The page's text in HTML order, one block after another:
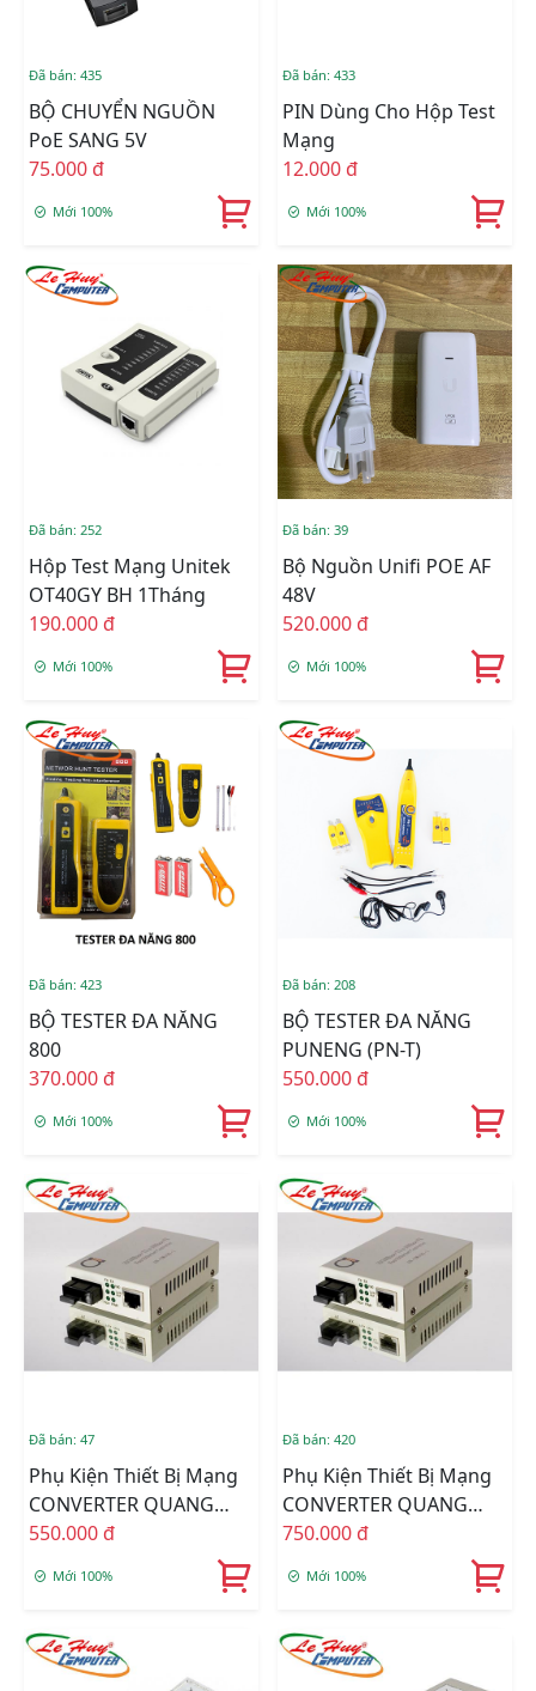
Đã bán: 435
BỘ CHUYỂN NGUỒN
PoE SANG 5V
75.000 đ
Mới 100%
Đã bán: 433
PIN Dùng Cho Hộp Test
Mạng
12.000 đ
Mới 100%
Đã bán: 252
Hộp Test Mạng Unitek
OT40GY BH 1Tháng
190.000 đ
Mới 100%
Đã bán: 39
Bộ Nguồn Unifi POE AF
48V
520.000 đ
Mới 100%
Đã bán: 423
BỘ TESTER ĐA NĂNG
800
370.000 đ
Mới 100%
Đã bán: 208
BỘ TESTER ĐA NĂNG
PUNENG (PN-T)
550.000 đ
Mới 100%
Đã bán: 47
Phụ Kiện Thiết Bị Mạng
CONVERTER QUANG
DUAL FIBER (1 SỢI
550.000 đ
Mới 100%
Đã bán: 420
Phụ Kiện Thiết Bị Mạng
CONVERTER QUANG
DUAL FIBER (2 SỢI
750.000 đ
Mới 100%